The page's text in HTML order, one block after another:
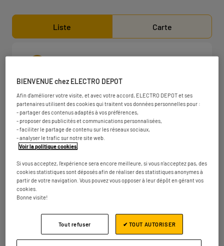
Liste Carte
17.84
km
49300 Cholet
Fermé actuellement
Numéro
36.01
km
BASSE GOULAINE
18 rue de l'Atlantique
Numéro Plus d'infos
BIENVENUE chez ELECTRO DEPOT
Afin d'améliorer votre visite, et avec votre accord, ELECTRO DEPOT et ses
partenaires utilisent des cookies qui traitent vos données personnelles pour :
- partager des contenus adaptés à vos préférences,
- proposer des publicités et communications personnalisées,
- faciliter le partage de contenu sur les réseaux sociaux,
- analyser le trafic sur notre site web.
Voir la politique cookies
Si vous acceptez, l'expérience sera encore meilleure, si vous n'acceptez pas, des
cookies statistiques sont déposés afin de réaliser des statistiques anonymes à
partir de votre navigation. Vous pouvez vous opposer à leur dépôt en gérant vos
cookies.
Bonne visite!
Tout refuser ✔ TOUT AUTORISER